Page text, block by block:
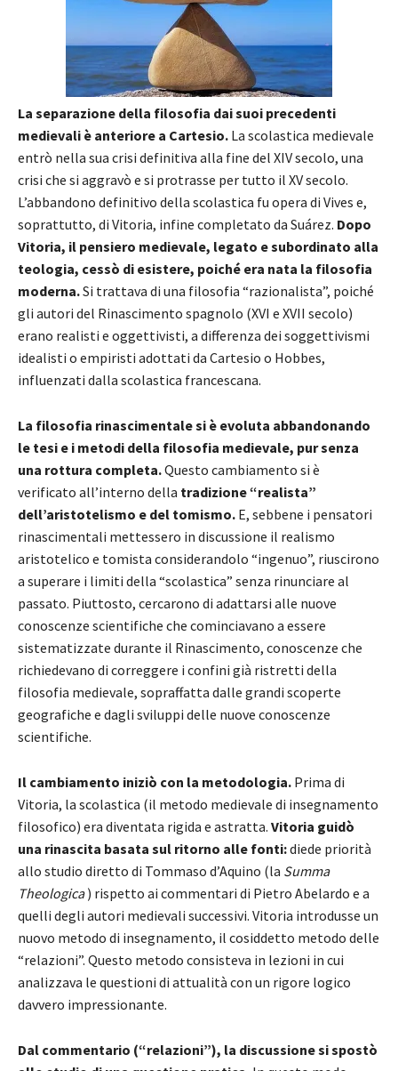
La separazione della filosofia dai suoi precedenti
medievali è anteriore a Cartesio. La scolastica medievale
entrò nella sua crisi definitiva alla fine del XIV secolo, una
crisi che si aggravò e si protrasse per tutto il XV secolo.
L’abbandono definitivo della scolastica fu opera di Vives e,
soprattutto, di Vitoria, infine completato da Suárez. Dopo
Vitoria, il pensiero medievale, legato e subordinato alla
teologia, cessò di esistere, poiché era nata la filosofia
moderna.Si trattava di una filosofia “razionalista”, poiché
gli autori del Rinascimento spagnolo (XVI e XVII secolo)
erano realisti e oggettivisti, a differenza dei soggettivismi
idealisti o empiristi adottati da Cartesio o Hobbes,
influenzati dalla scolastica francescana.
La filosofia rinascimentale si è evoluta abbandonando
le tesi e i metodi della filosofia medievale, pur senza
una rottura completa.Questo cambiamento si è
verificato all’interno della tradizione “realista”
dell’aristotelismo e del tomismo. E, sebbene i pensatori
rinascimentali mettessero in discussione il realismo
aristotelico e tomista considerandolo “ingenuo”, riuscirono
a superare i limiti della “scolastica” senza rinunciare al
passato. Piuttosto, cercarono di adattarsi alle nuove
conoscenze scientifiche che cominciavano a essere
sistematizzate durante il Rinascimento, conoscenze che
richiedevano di correggere i confini già ristretti della
filosofia medievale, sopraffatta dalle grandi scoperte
geografiche e dagli sviluppi delle nuove conoscenze
scientifiche.
Il cambiamento iniziò con la metodologia. Prima di
Vitoria, la scolastica (il metodo medievale di insegnamento
filosofico) era diventata rigida e astratta. Vitoria guidò
una rinascita basata sul ritorno alle fonti:diede priorità
allo studio diretto di Tommaso d’Aquino (la Summa
Theologica) rispetto ai commentari di Pietro Abelardo e a
quelli degli autori medievali successivi. Vitoria introdusse un
nuovo metodo di insegnamento, il cosiddetto metodo delle
“relazioni”. Questo metodo consisteva in lezioni in cui
analizzava le questioni di attualità con un rigore logico
davvero impressionante.
Dal commentario (“relazioni”), la discussione si spostò